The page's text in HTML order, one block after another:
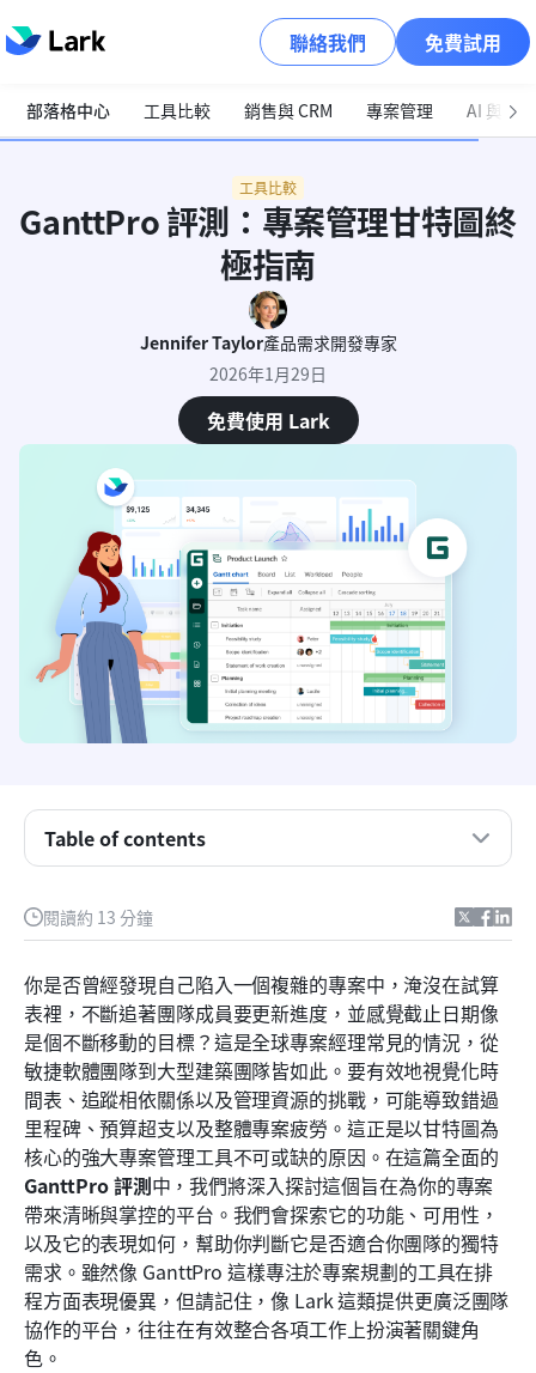
聯絡我們 免費試用
部落格中心 工具比較 銷售與 CRM 專案管理 AI 與自
工具比較
GanttPro 評測：專案管理甘特圖終
極指南
Jennifer Taylor產品需求開發專家
2026年1月29日
免費使用 Lark
閱讀約 13 分鐘
你是否曾經發現自己陷入一個複雜的專案中，淹沒在試算
表裡，不斷追著團隊成員要更新進度，並感覺截止日期像
是個不斷移動的目標？這是全球專案經理常見的情況，從
敏捷軟體團隊到大型建築團隊皆如此。要有效地視覺化時
間表、追蹤相依關係以及管理資源的挑戰，可能導致錯過
里程碑、預算超支以及整體專案疲勞。這正是以甘特圖為
核心的強大專案管理工具不可或缺的原因。在這篇全面的
GanttPro 評測中，我們將深入探討這個旨在為你的專案
帶來清晰與掌控的平台。我們會探索它的功能、可用性，
以及它的表現如何，幫助你判斷它是否適合你團隊的獨特
需求。雖然像 GanttPro 這樣專注於專案規劃的工具在排
程方面表現優異，但請記住，像 Lark 這類提供更廣泛團隊
協作的平台，往往在有效整合各項工作上扮演著關鍵角
色。
Table of contents
GanttPro 的主要功能：GanttPro 的核心功能與能力
GanttPro 的定價方案
GanttPro 的優缺點
GanttPro 的現代替代方案：Lark
何時選擇 GanttPro，何時選擇 Lark
結論
常見問題
相關閱讀